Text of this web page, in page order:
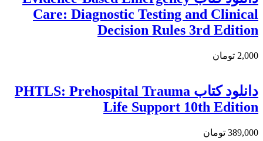
Care: Diagnostic Testing and Clinical
Decision Rules 3rd Edition
2,000 تومان
دانلود كتاب PHTLS: Prehospital Trauma
Life Support 10th Edition
389,000 تومان